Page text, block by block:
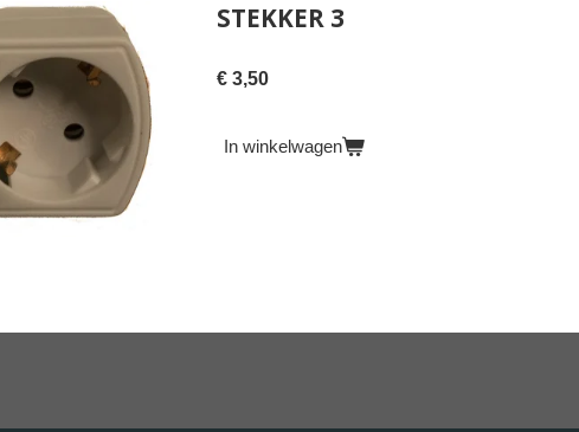
STEKKER 3
€ 3,50
In winkelwagen